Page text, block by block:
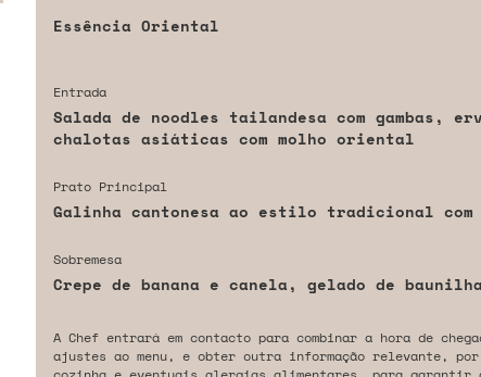
Essência Oriental
Entrada
Salada de noodles tailandesa com gambas,
chalotas asiáticas com molho oriental
Prato Principal
Galinha cantonesa ao estilo tradicional com
Sobremesa
Crepe de banana e canela, gelado de
A Chef entrará em contacto para combinar a hora de
ajustes ao menu, e obter outra informação relevante, por